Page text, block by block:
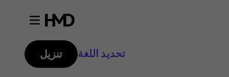
تحديد اللغة تنزيل